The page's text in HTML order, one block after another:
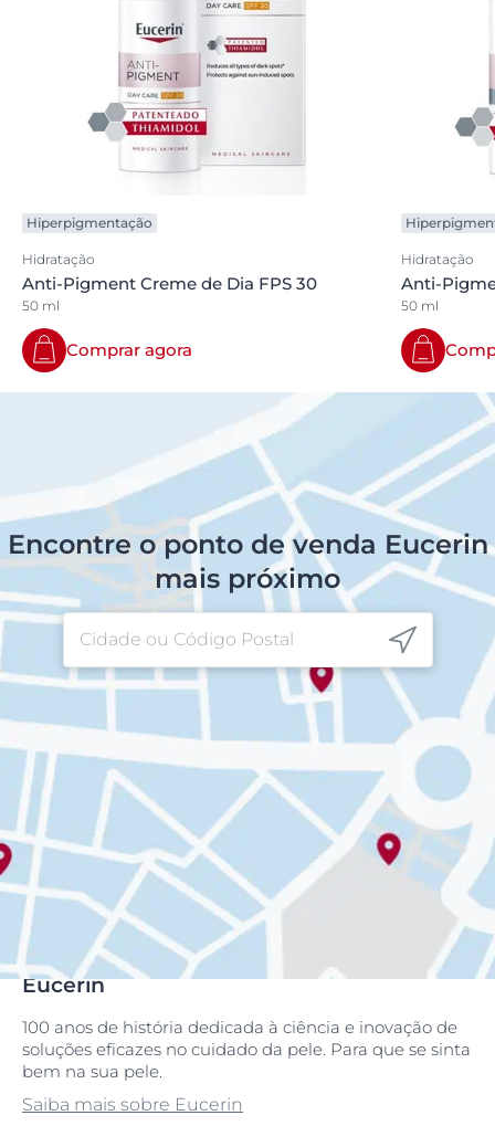
Hiperpigmentação
Hidratação
Anti-Pigment Creme de Dia FPS 30
50 ml
Comprar agora
Hidratação
Anti-
50 ml
Encontre o ponto de venda Eucerin
mais próximo
Eucerin
100 anos de história dedicada à ciência e inovação de
soluções eficazes no cuidado da pele. Para que se sinta
bem na sua pele.
Saiba mais sobre Eucerin